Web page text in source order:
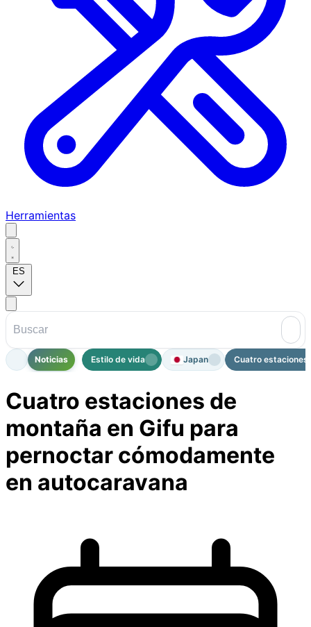
Herramientas
ES
Noticias Estilo de vida Japan Cuatro estaciones
Cuatro estaciones de
montaña en Gifu para
pernoctar cómodamente
en autocaravana